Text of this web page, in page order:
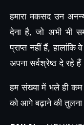
हमारा मकसद उन
देना है, जो अभी भी
प्राप्त नहीं हैं,
अपना सर्वश्रेष्ठ दे रहे
हम संख्या में भले ही
को आगे बढ़ाने की